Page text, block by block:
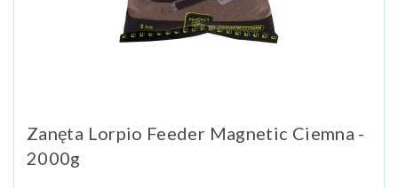
Zanęta Lorpio Feeder Magnetic Ciemna -
2000g